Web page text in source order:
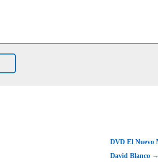
DVD El Nuevo
David Blanco →